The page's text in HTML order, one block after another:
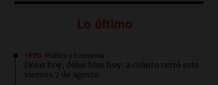
Lo último
16:00 Política y Economía
Dólar hoy, dólar blue hoy: a cuánto cerró este
viernes 7 de agosto